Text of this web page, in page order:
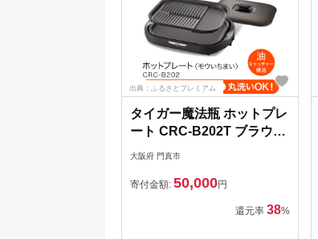
出典：ふるさとプレミアム
タイガー魔法瓶 ホットプレ
ート CRC-B202T ブラウン
【電化製品 家電 焼肉 焼き
プレート ヘルシー焼肉 大
阪府門真市 キッチン家電
生活家電 新生活 新生活応
大阪府 門真市
寄付金額: 50,000円
還元率38%